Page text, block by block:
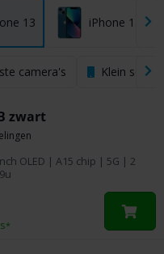
13 iPhone 13
camera's Klein
zwart
OLED | A15 chip | 5G | 2
*